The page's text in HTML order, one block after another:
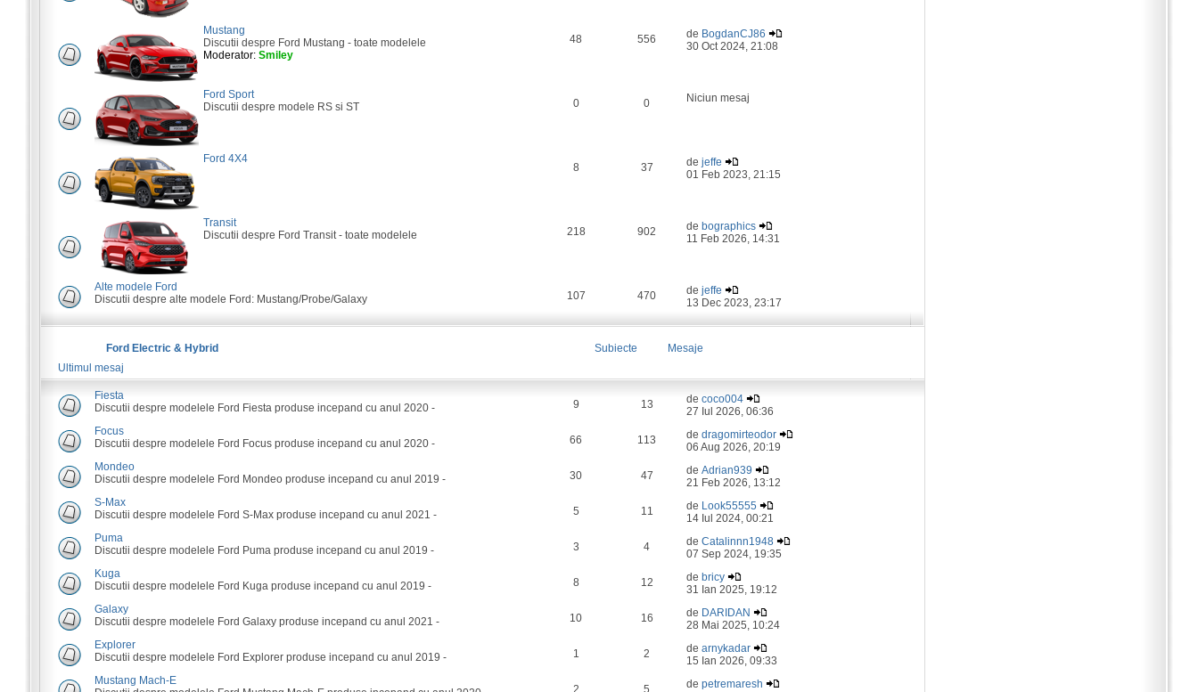
Mustang
Discutii despre Ford Mustang - toate modelele
Moderator: Smiley
48 556 de BogdanCJ86
30 Oct 2024, 21:08
Ford Sport
Discutii despre modele RS si ST
0 0 Niciun mesaj
Ford 4X4
8 37 dejeffe
01 Feb 2023, 21:15
Transit
Discutii despre Ford Transit - toate modelele
218 902 de bographics
11 Feb 2026, 14:31
Alte modele Ford
Discutii despre alte modele Ford: Mustang/Probe/Galaxy
107 470 dejeffe
13 Dec 2023, 23:17
Ford Electric & Hybrid Subiecte
Mesaje
Ultimul mesaj
Fiesta
Discutii despre modelele Ford Fiesta produse incepand cu anul 2020 -
9 13 decoco004
27 Iul 2026, 06:36
Focus
Discutii despre modelele Ford Focus produse incepand cu anul 2020 -
66 113 dedragomirteodor
06 Aug 2026, 20:19
Mondeo
Discutii despre modelele Ford Mondeo produse incepand cu anul 2019 -
30 47 deAdrian939
21 Feb 2026, 13:12
S-Max
Discutii despre modelele Ford S-Max produse incepand cu anul 2021 -
5 11 de Look55555
14 Iul 2024, 00:21
Puma
Discutii despre modelele Ford Puma produse incepand cu anul 2019 -
3 4 deCatalinnn1948
07 Sep 2024, 19:35
Kuga
Discutii despre modelele Ford Kuga produse incepand cu anul 2019 -
8 12 de bricy
31 Ian 2025, 19:12
Galaxy
Discutii despre modelele Ford Galaxy produse incepand cu anul 2021 -
10 16 de DARIDAN
28 Mai 2025, 10:24
Explorer
Discutii despre modelele Ford Explorer produse incepand cu anul 2019 -
1 2 dearnykadar
15 Ian 2026, 09:33
Mustang Mach-E
2 5 depetremaresh